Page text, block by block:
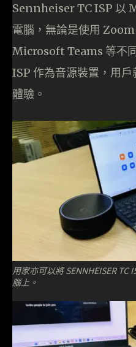
Sennheiser TC ISP 以
電腦，無論是使用
Microsoft Teams 等不
ISP 作為音源裝置，用
體驗。
用家亦可以將 SENNHEISER TC
腦上。